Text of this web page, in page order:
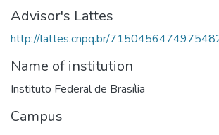
Advisor's Lattes
http://lattes.cnpq.br/
Name of institution
Instituto Federal de Brasília
Campus